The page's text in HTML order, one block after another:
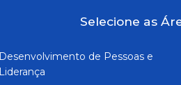
Selecione as
Desenvolvimento de Pessoas e
Liderança